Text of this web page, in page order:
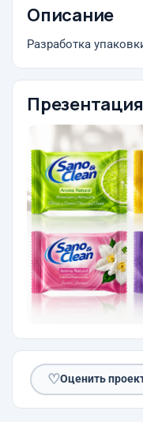
Описание
Разработка
♡Оценить